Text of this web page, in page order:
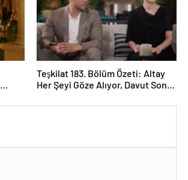
Teşkilat 183. Bölüm Özeti: Altay
Her Şeyi Göze Alıyor, Davut Son